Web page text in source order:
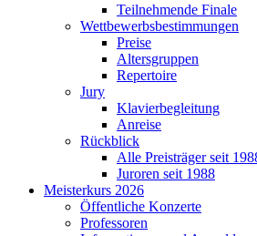
Teilnehmende Finale
Wettbewerbsbestimmungen
Preise
Altersgruppen
Repertoire
Jury
Klavierbegleitung
Anreise
Rückblick
Alle Preisträger seit
Juroren seit 1988
Meisterkurs 2026
Öffentliche Konzerte
Professoren